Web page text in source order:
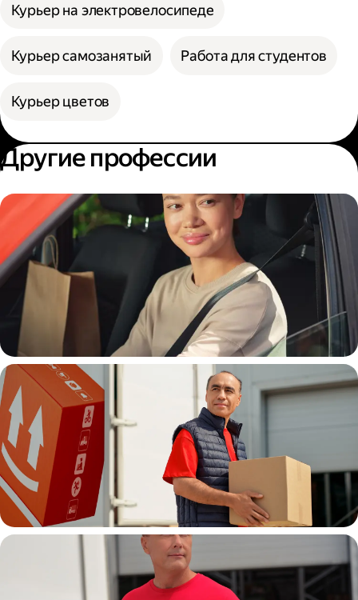
Курьер на электровелосипеде
Курьер самозанятый Работа для студентов
Курьер цветов
Другие профессии
Автокурьер
Водитель грузовой машины